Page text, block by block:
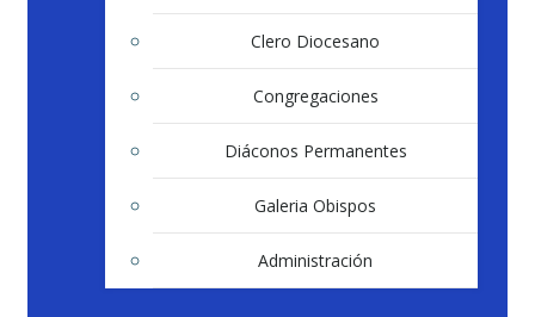
Clero Diocesano
Congregaciones
Diáconos Permanentes
Galeria Obispos
Administración